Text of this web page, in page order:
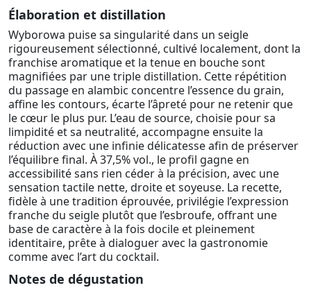
Élaboration et distillation
Wyborowa puise sa singularité dans un seigle
rigoureusement sélectionné, cultivé localement, dont la
franchise aromatique et la tenue en bouche sont
magnifiées par une triple distillation. Cette répétition
du passage en alambic concentre l’essence du grain,
affine les contours, écarte l’âpreté pour ne retenir que
le cœur le plus pur. L’eau de source, choisie pour sa
limpidité et sa neutralité, accompagne ensuite la
réduction avec une infinie délicatesse afin de préserver
l’équilibre final. À 37,5% vol., le profil gagne en
accessibilité sans rien céder à la précision, avec une
sensation tactile nette, droite et soyeuse. La recette,
fidèle à une tradition éprouvée, privilégie l’expression
franche du seigle plutôt que l’esbroufe, offrant une
base de caractère à la fois docile et pleinement
identitaire, prête à dialoguer avec la gastronomie
comme avec l’art du cocktail.
Notes de dégustation